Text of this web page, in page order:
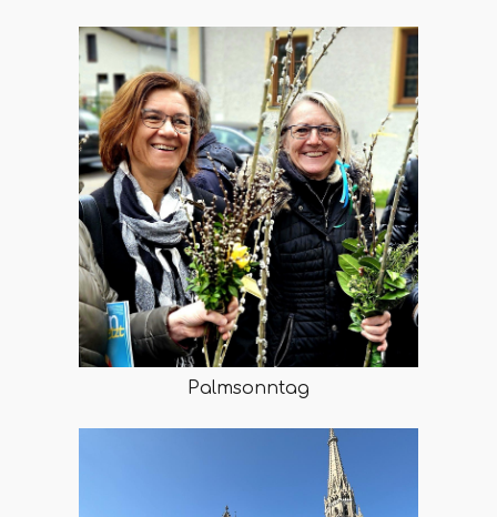
Palmsonntag